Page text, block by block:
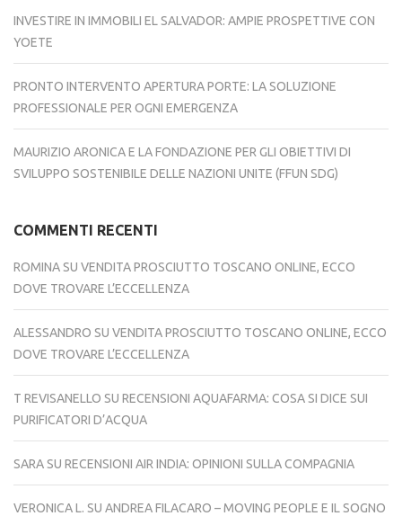
INVESTIRE IN IMMOBILI EL SALVADOR: AMPIE PROSPETTIVE CON
YOETE
PRONTO INTERVENTO APERTURA PORTE: LA SOLUZIONE
PROFESSIONALE PER OGNI EMERGENZA
MAURIZIO ARONICA E LA FONDAZIONE PER GLI OBIETTIVI DI
SVILUPPO SOSTENIBILE DELLE NAZIONI UNITE (FFUN SDG)
COMMENTI RECENTI
ROMINA SU VENDITA PROSCIUTTO TOSCANO ONLINE, ECCO
DOVE TROVARE L’ECCELLENZA
ALESSANDRO SU VENDITA PROSCIUTTO TOSCANO ONLINE, ECCO
DOVE TROVARE L’ECCELLENZA
T REVISANELLO SU RECENSIONI AQUAFARMA: COSA SI DICE SUI
PURIFICATORI D’ACQUA
SARA SU RECENSIONI AIR INDIA: OPINIONI SULLA COMPAGNIA
VERONICA L. SU ANDREA FILACARO – MOVING PEOPLE E IL SOGNO